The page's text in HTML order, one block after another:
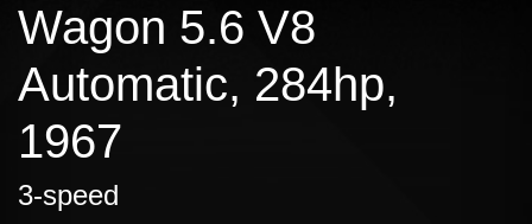
Wagon 5.6 V8
Automatic, 284hp,
1967
3-speed